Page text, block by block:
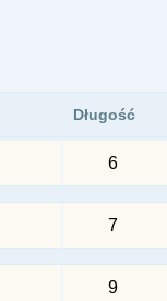
Długość
6
7
9